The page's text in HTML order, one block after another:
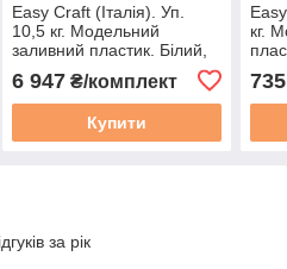
Easy Сraft (Італія). Уп.
10,5 кг. Модельний
заливний пластик. Білий,
6 947₴/комплект
Купити
кг.
735
за рік